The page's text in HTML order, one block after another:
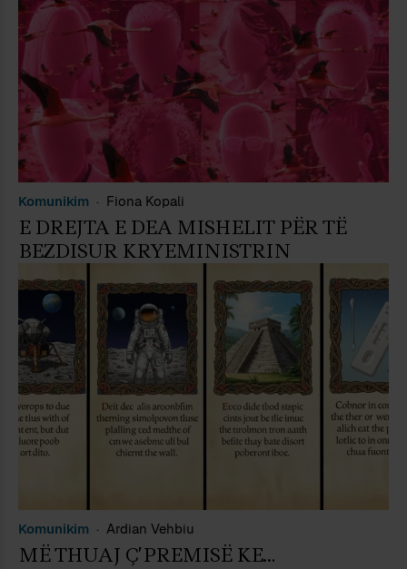
Komunikim Fiona Kopali
E DREJTA E DEA MISHELIT PËR TË
BEZDISUR KRYEMINISTRIN
Komunikim Ardian Vehbiu
MË THUAJ Ç’PREMISË KE…